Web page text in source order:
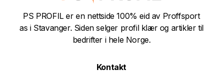
PS PROFIL er en nettside 100% eid av Proffsport
as i Stavanger. Siden selger profil klær og artikler til
bedrifter i hele Norge.
Kontakt